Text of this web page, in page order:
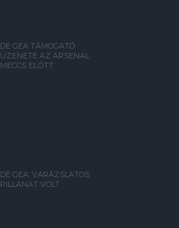
DE GEA TÁMOGATÓ
ÜZENETE AZ ARSENAL
MECCS ELŐTT
DE GEA: VARÁZSLATOS
PILLANAT VOLT